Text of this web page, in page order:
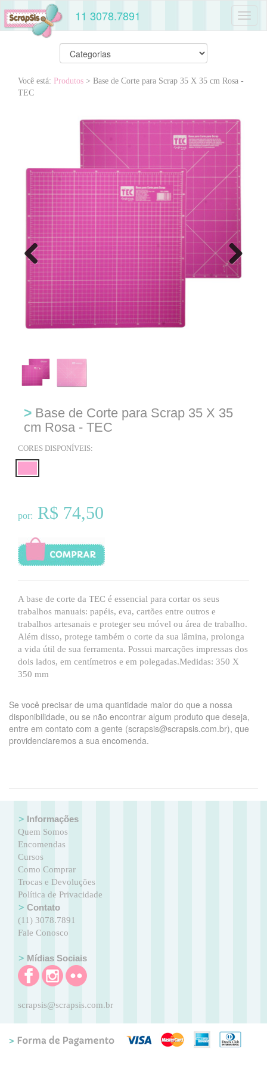
11 3078.7891
Você está: Produtos > Base de Corte para Scrap 35 X 35 cm Rosa -
TEC
Previous Next
> Base de Corte para Scrap 35 X 35
cm Rosa - TEC
CORES DISPONÍVEIS:
por: R$ 74,50
A base de corte da TEC é essencial para cortar os seus
trabalhos manuais: papéis, eva, cartões entre outros e
trabalhos artesanais e proteger seu móvel ou área de trabalho.
Além disso, protege também o corte da sua lâmina, prolonga
a vida útil de sua ferramenta. Possui marcações impressas dos
dois lados, em centímetros e em polegadas.Medidas: 350 X
350 mm
Se você precisar de uma quantidade maior do que a nossa
disponibilidade, ou se não encontrar algum produto que deseja,
entre em contato com a gente (scrapsis@scrapsis.com.br), que
providenciaremos a sua encomenda.
Informações
Quem Somos
Encomendas
Cursos
Como Comprar
Trocas e Devoluções
Política de Privacidade
Contato
(11) 3078.7891
Fale Conosco
Mídias Sociais
scrapsis@scrapsis.com.br